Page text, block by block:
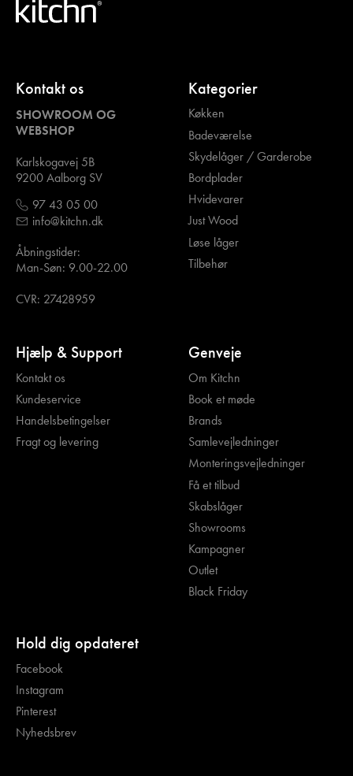
Kontakt os
SHOWROOM OG
WEBSHOP
Karlskogavej 5B
9200 Aalborg SV
97 43 05 00
info@kitchn.dk
Åbningstider:
Man-Søn: 9.00-22.00
CVR: 27428959
Kategorier
Køkken
Badeværelse
Skydelåger / Garderobe
Bordplader
Hvidevarer
Just Wood
Løse låger
Tilbehør
Hjælp & Support
Kontakt os
Kundeservice
Handelsbetingelser
Fragt og levering
Genveje
Om Kitchn
Book et møde
Brands
Samlevejledninger
Monteringsvejledninger
Få et tilbud
Skabslåger
Showrooms
Kampagner
Outlet
Black Friday
Hold dig opdateret
Facebook
Instagram
Pinterest
Nyhedsbrev